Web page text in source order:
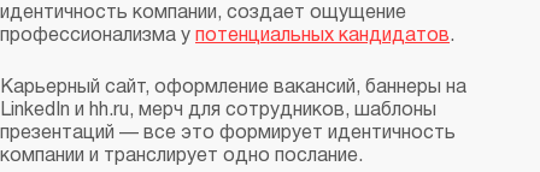
идентичность компании, создает ощущение
профессионализма у потенциальных кандидатов.
Карьерный сайт, оформление вакансий, баннеры на
LinkedIn и hh.ru, мерч для сотрудников, шаблоны
презентаций — все это формирует идентичность
компании и транслирует одно послание.